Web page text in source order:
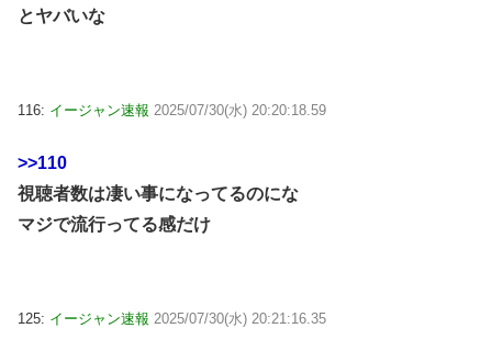
とヤバいな
116: イージャン速報 2025/07/30(水) 20:20:18.59
>>110
視聴者数は凄い事になってるのにな
マジで流行ってる感だけ
125: イージャン速報 2025/07/30(水) 20:21:16.35